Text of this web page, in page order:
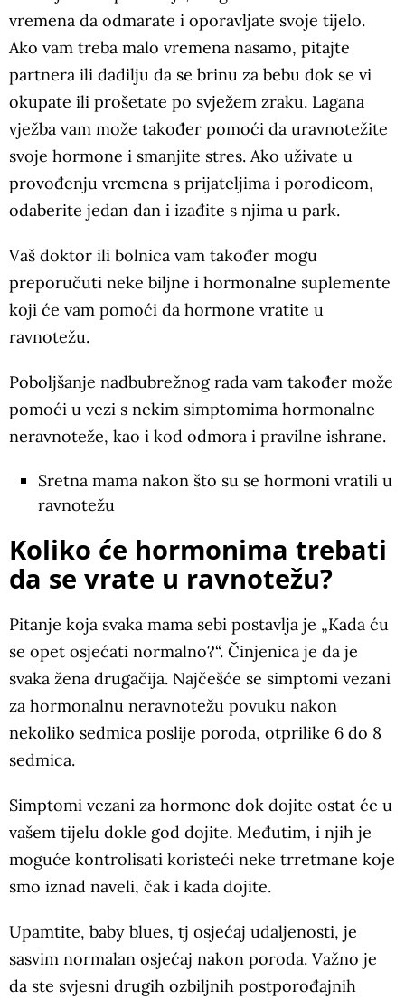
vremena da odmarate i oporavljate svoje tijelo.
Ako vam treba malo vremena nasamo, pitajte
partnera ili dadilju da se brinu za bebu dok se vi
okupate ili prošetate po svježem zraku. Lagana
vježba vam može također pomoći da uravnotežite
svoje hormone i smanjite stres. Ako uživate u
provođenju vremena s prijateljima i porodicom,
odaberite jedan dan i izađite s njima u park.
Vaš doktor ili bolnica vam također mogu
preporučuti neke biljne i hormonalne suplemente
koji će vam pomoći da hormone vratite u
ravnotežu.
Poboljšanje nadbubrežnog rada vam također može
pomoći u vezi s nekim simptomima hormonalne
neravnoteže, kao i kod odmora i pravilne ishrane.
Sretna mama nakon što su se hormoni vratili u
ravnotežu
Koliko će hormonima trebati
da se vrate u ravnotežu?
Pitanje koja svaka mama sebi postavlja je „Kada ću
se opet osjećati normalno?“. Činjenica je da je
svaka žena drugačija. Najčešće se simptomi vezani
za hormonalnu neravnotežu povuku nakon
nekoliko sedmica poslije poroda, otprilike 6 do 8
sedmica.
Simptomi vezani za hormone dok dojite ostat će u
vašem tijelu dokle god dojite. Međutim, i njih je
moguće kontrolisati koristeći neke trretmane koje
smo iznad naveli, čak i kada dojite.
Upamtite, baby blues, tj osjećaj udaljenosti, je
sasvim normalan osjećaj nakon poroda. Važno je
da ste svjesni drugih ozbiljnih postporođajnih